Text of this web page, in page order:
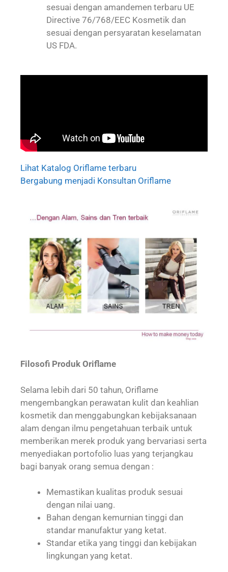
sesuai dengan amandemen terbaru UE
Directive 76/768/EEC Kosmetik dan
sesuai dengan persyaratan keselamatan
US FDA.
Lihat Katalog Oriflame terbaru
Bergabung menjadi Konsultan Oriflame
Filosofi Produk Oriflame
Selama lebih dari 50 tahun, Oriflame
mengembangkan perawatan kulit dan keahlian
kosmetik dan menggabungkan kebijaksanaan
alam dengan ilmu pengetahuan terbaik untuk
memberikan merek produk yang bervariasi serta
menyediakan portofolio luas yang terjangkau
bagi banyak orang semua dengan :
Memastikan kualitas produk sesuai
dengan nilai uang.
Bahan dengan kemurnian tinggi dan
standar manufaktur yang ketat.
Standar etika yang tinggi dan kebijakan
lingkungan yang ketat.